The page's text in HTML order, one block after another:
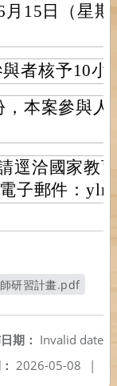
月15日（星
者核予10小
本案參與
逕洽國家教
子郵件：
研習計畫.pdf
期： Invalid date
2026-05-08 |